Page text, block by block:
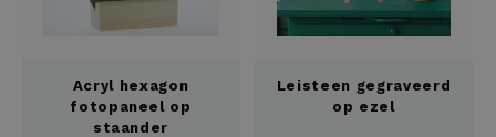
Acryl hexagon
fotopaneel op
staander
Leisteen gegraveerd
op ezel